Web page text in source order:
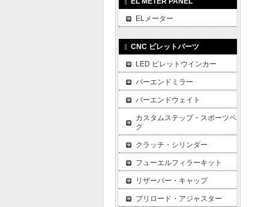
ELメーター
CNC ビレットパーツ
LED ビレットウインカー
バーエンドミラー
バーエンドウェイト
カスタムステップ・スポーツペ
グ
クラッチ・シリンダー
フューエルフィラーキット
リザーバー・キャップ
プリロード・アジャスター